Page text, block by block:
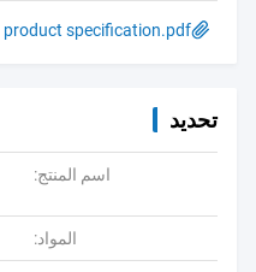
product specification.pdf
تحديد
اسم المنتج:
المواد: